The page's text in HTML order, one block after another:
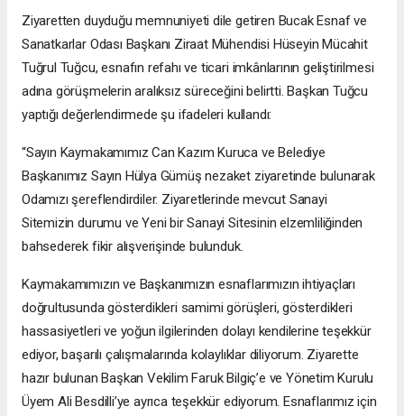
Ziyaretten duyduğu memnuniyeti dile getiren Bucak Esnaf ve
Sanatkarlar Odası Başkanı Ziraat Mühendisi Hüseyin Mücahit
Tuğrul Tuğcu, esnafın refahı ve ticari imkânlarının geliştirilmesi
adına görüşmelerin aralıksız süreceğini belirtti. Başkan Tuğcu
yaptığı değerlendirmede şu ifadeleri kullandı:
“Sayın Kaymakamımız Can Kazım Kuruca ve Belediye
Başkanımız Sayın Hülya Gümüş nezaket ziyaretinde bulunarak
Odamızı şereflendirdiler. Ziyaretlerinde mevcut Sanayi
Sitemizin durumu ve Yeni bir Sanayi Sitesinin elzemliliğinden
bahsederek fikir alışverişinde bulunduk.
Kaymakamımızın ve Başkanımızın esnaflarımızın ihtiyaçları
doğrultusunda gösterdikleri samimi görüşleri, gösterdikleri
hassasiyetleri ve yoğun ilgilerinden dolayı kendilerine teşekkür
ediyor, başarılı çalışmalarında kolaylıklar diliyorum. Ziyarette
hazır bulunan Başkan Vekilim Faruk Bilgiç’e ve Yönetim Kurulu
Üyem Ali Besdilli’ye ayrıca teşekkür ediyorum. Esnaflarımız için